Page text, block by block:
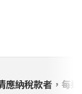
應納稅款者，每